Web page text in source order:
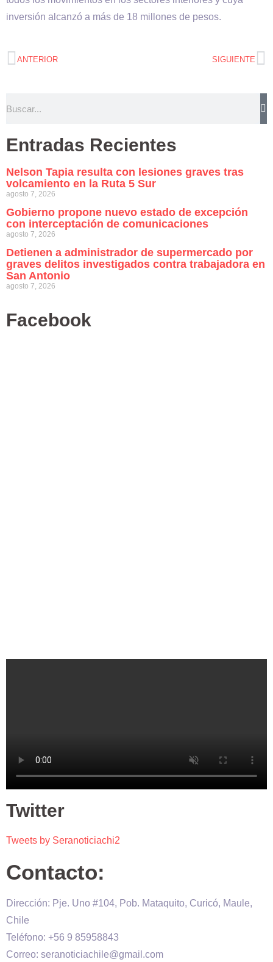
inversión alcanzó a más de 18 millones de pesos.
ANTERIOR SIGUIENTE
Entradas Recientes
Nelson Tapia resulta con lesiones graves tras
volcamiento en la Ruta 5 Sur
agosto 7, 2026
Gobierno propone nuevo estado de excepción
con interceptación de comunicaciones
agosto 7, 2026
Detienen a administrador de supermercado por
graves delitos investigados contra trabajadora en
San Antonio
agosto 7, 2026
Facebook
Twitter
Tweets by Seranoticiachi2
Contacto:
Dirección: Pje. Uno #104, Pob. Mataquito, Curicó, Maule,
Chile
Teléfono: +56 9 85958843
Correo: seranoticiachile@gmail.com